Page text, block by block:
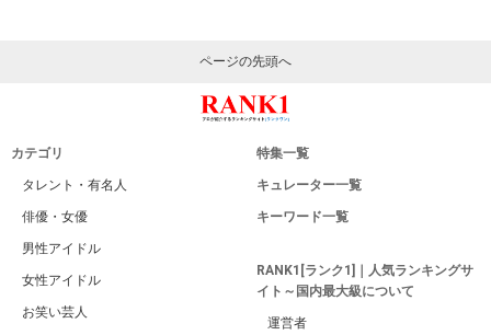
ページの先頭へ
カテゴリ
タレント・有名人
俳優・女優
男性アイドル
女性アイドル
お笑い芸人
特集一覧
キュレーター一覧
キーワード一覧
RANK1[ランク1]｜人気ランキングサ
イト～国内最大級について
運営者